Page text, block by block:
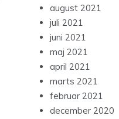
august 2021
juli 2021
juni 2021
maj 2021
april 2021
marts 2021
februar 2021
december 2020